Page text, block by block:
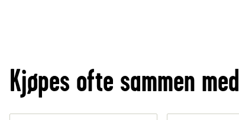
Kjøpes ofte sammen med